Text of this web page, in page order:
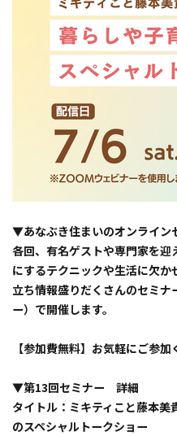
▼あなぶき住まいのオンライン
各回、有名ゲストや専門家を
にするテクニックや生活に欠
立ち情報盛りだくさんのセミ
ー）で開催します。
【参加費無料】お気軽にご参加
▼第13回セミナー 詳細
タイトル：ミキティこと藤本
のスペシャルトークショー